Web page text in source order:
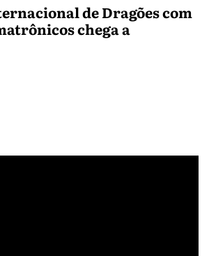
de Dragões com
chega a